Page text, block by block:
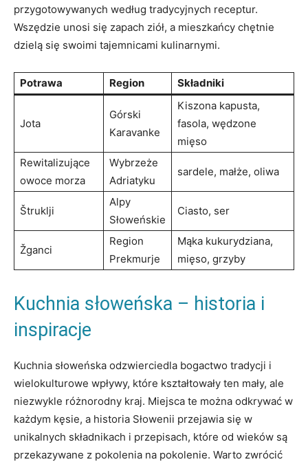
przygotowywanych według tradycyjnych receptur.
Wszędzie unosi się zapach ziół, a mieszkańcy chętnie
dzielą się swoimi tajemnicami kulinarnymi.
Potrawa Region Składniki
Jota
Górski
Karavanke
Kiszona kapusta,
fasola, wędzone
mięso
Rewitalizujące
owoce morza
Wybrzeże
Adriatyku
sardele, małże, oliwa
Štruklji
Alpy
Słoweńskie
Ciasto, ser
Žganci
Region
Prekmurje
Mąka kukurydziana,
mięso, grzyby
Kuchnia słoweńska – historia i
inspiracje
Kuchnia słoweńska odzwierciedla bogactwo tradycji i
wielokulturowe wpływy, które kształtowały ten mały, ale
niezwykle różnorodny kraj. Miejsca te można odkrywać w
każdym kęsie, a historia Słowenii przejawia się w
unikalnych składnikach i przepisach, które od wieków są
przekazywane z pokolenia na pokolenie. Warto zwrócić